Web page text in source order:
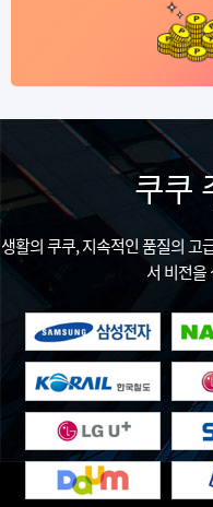
쿠쿠
생활의 쿠쿠, 지속적인 품질의 고
서 비전을